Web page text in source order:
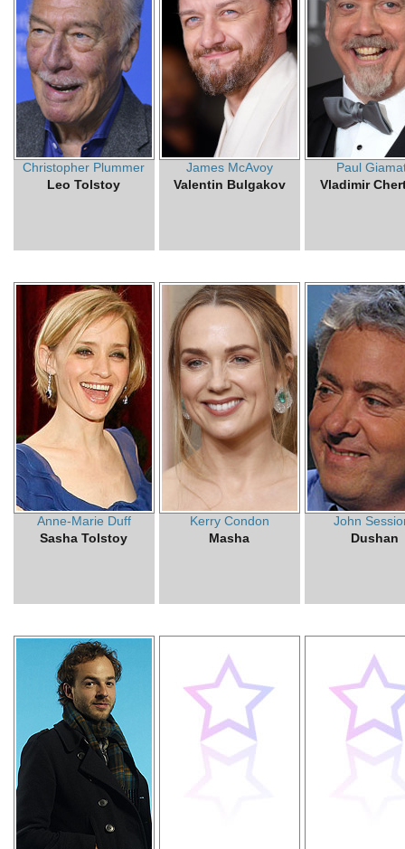
Christopher Plummer
Leo Tolstoy
James McAvoy
Valentin Bulgakov
Paul
Vladimir
Anne-Marie Duff
Sasha Tolstoy
Kerry Condon
Masha
John
Dushan